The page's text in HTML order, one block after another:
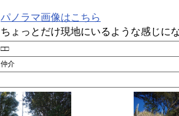
パノラマ画像はこちら
ちょっとだけ現地にいるような感じに
□□
仲介